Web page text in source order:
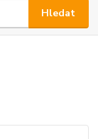
Hledat